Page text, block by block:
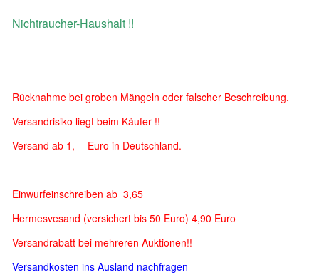
Nichtraucher-Haushalt !!
Rücknahme bei groben Mängeln oder falscher Beschreibung.
Versandrisiko liegt beim Käufer !!
Versand ab 1,-- Euro in Deutschland.
Einwurfeinschreiben ab 3,65
Hermesvesand (versichert bis 50 Euro) 4,90 Euro
Versandrabatt bei mehreren Auktionen!!
Versandkosten ins Ausland nachfragen